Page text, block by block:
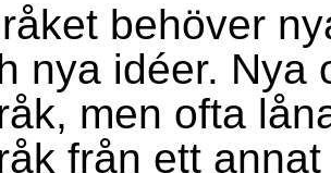
behöver
nya idéer. Nya
men ofta
från ett